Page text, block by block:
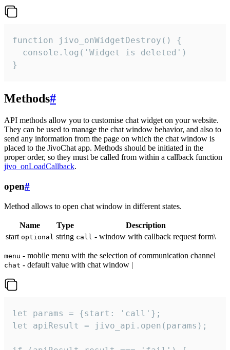
function jivo_onWidgetDestroy() {
  console.log('Widget is deleted')
}
Methods#
API methods allow you to customise chat widget on your website.
They can be used to manage the chat window behavior, and also to
send any information from the page on which the chat window is
placed to the JivoChat app. Methods should be initiated in the
proper order, so they must be called from within a callback function
jivo_onLoadCallback.
open#
Method allows to open chat window in different states.
Name Type
Description
start optional string call - window with callback request form\
menu - mobile menu with the selection of communication channel
chat - default value with chat window |
let params = {start: 'call'};
let apiResult = jivo_api.open(params);